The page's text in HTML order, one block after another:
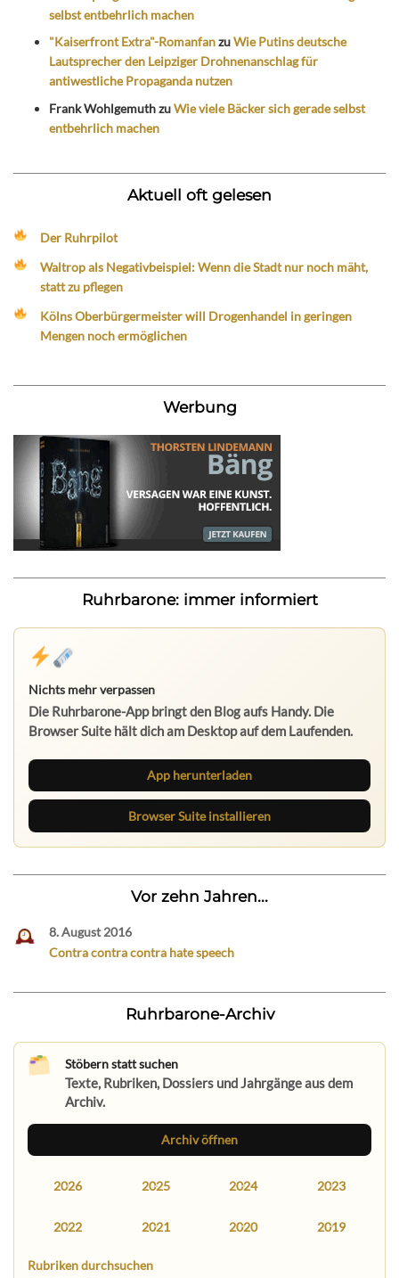
selbst entbehrlich machen
"Kaiserfront Extra"-RomanfanzuWie Putins deutsche
Lautsprecher den Leipziger Drohnenanschlag für
antiwestliche Propaganda nutzen
Frank WohlgemuthzuWie viele Bäcker sich gerade selbst
entbehrlich machen
Aktuell oft gelesen
Der Ruhrpilot
Waltrop als Negativbeispiel: Wenn die Stadt nur noch mäht,
statt zu pflegen
Kölns Oberbürgermeister will Drogenhandel in geringen
Mengen noch ermöglichen
Werbung
Ruhrbarone: immer informiert
Nichts mehr verpassen
Die Ruhrbarone-App bringt den Blog aufs Handy. Die
Browser Suite hält dich am Desktop auf dem Laufenden.
App herunterladen
Browser Suite installieren
Vor zehn Jahren...
8. August 2016
Contra contra contra hate speech
Ruhrbarone-Archiv
Stöbern statt suchen
Texte, Rubriken, Dossiers und Jahrgänge aus dem
Archiv.
Archiv öffnen
2026 2025 2024 2023
2022 2021 2020 2019
Rubriken durchsuchen